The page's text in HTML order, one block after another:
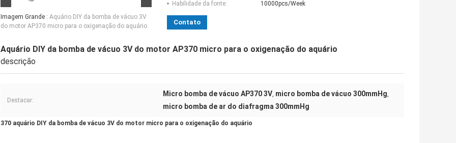
Imagem Grande : Aquário DIY da bomba de vácuo 3V
do motor AP370 micro para o oxigenação do aquário
Habilidade da fonte:
10000pcs/Week
Contato
Aquário DIY da bomba de vácuo 3V do motor AP370 micro para o oxigenação do aquário
descrição
Destacar:
Micro bomba de vácuo AP370 3V, micro bomba de vácuo 300mmHg,
micro bomba de ar do diafragma 300mmHg
370 aquário DIY da bomba de vácuo 3V do motor micro para o oxigenação do aquário